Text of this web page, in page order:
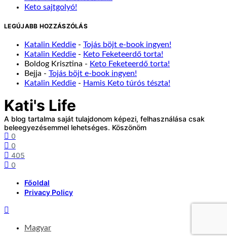
Keto sajtgolyó!
LEGÚJABB HOZZÁSZÓLÁS
Katalin Keddie - Tojás böjt e-book ingyen!
Katalin Keddie - Keto Feketeerdő torta!
Boldog Krisztina - Keto Feketeerdő torta!
Bejja - Tojás böjt e-book ingyen!
Katalin Keddie - Hamis Keto túrós tészta!
Kati's Life
A blog tartalma saját tulajdonom képezi, felhasználása csak
beleegyezésemmel lehetséges. Köszönöm
0
0
405
0
Főoldal
Privacy Policy
Magyar